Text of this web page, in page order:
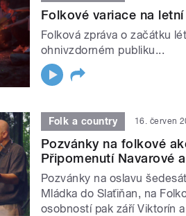
Folkové variace na letní
Folková zpráva o začátku
ohnivzdorném publiku...
Folk a country 16. červen
Pozvánky na folkové
Připomenutí Navarové
Pozvánky na oslavu
Mládka do Slaťiňan, na
osobností pak září Viktorín